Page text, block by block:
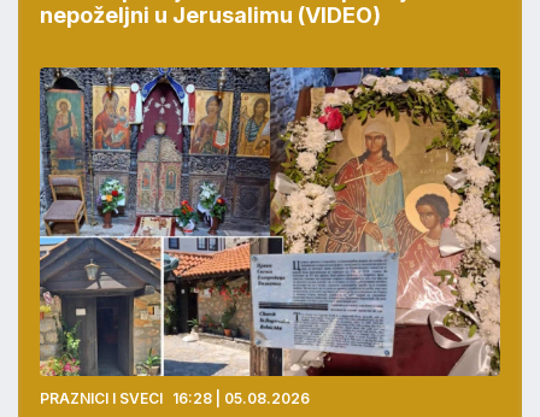
nepoželjni u Jerusalimu (VIDEO)
PRAZNICI I SVECI 16:28 | 05.08.2026